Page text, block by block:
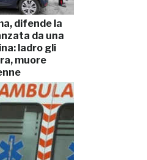
difende la
da una
ladro gli
muore